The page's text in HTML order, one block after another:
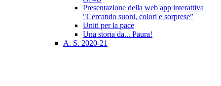
Presentazione della web app interattiva
"Cercando suoni, colori e sorprese”
Uniti per la pace
Una storia da... Paura!
A. S. 2020-21